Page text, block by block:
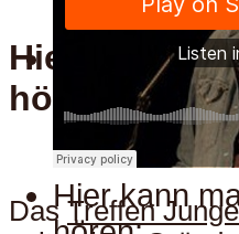
Hier kann
hören:
Hier kann
Das Treffen